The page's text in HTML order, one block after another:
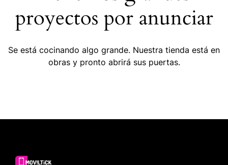
proyectos por anunciar
Se está cocinando algo grande. Nuestra tienda está en
obras y pronto abrirá sus puertas.